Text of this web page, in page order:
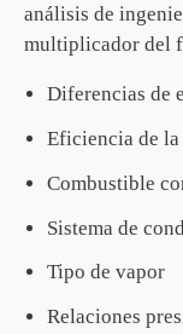
análisis de
multiplicador del
Diferencias de
Eficiencia de la
Combustible
Sistema de
Tipo de vapor
Relaciones